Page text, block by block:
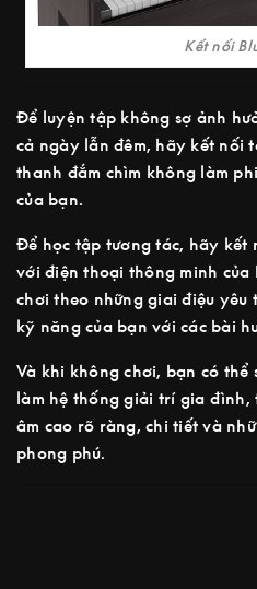
Kết nối
Để luyện tập không sợ ảnh
cả ngày lẫn đêm, hãy kết nối
thanh đắm chìm không làm
của bạn.
Để học tập tương tác, hãy kết
với điện thoại thông minh
chơi theo những giai điệu yêu
kỹ năng của bạn với các bài
Và khi không chơi, bạn có thể
làm hệ thống giải trí gia đình,
âm cao rõ ràng, chi tiết và
phong phú.